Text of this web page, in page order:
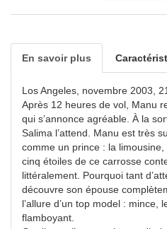
En savoir plus
Los Angeles, novembre 2003,
Après 12 heures de vol, Manu
qui s’annonce agréable. À la
Salima l’attend. Manu est très
comme un prince : la
cinq étoiles de ce carrosse
littéralement. Pourquoi tant
découvre son épouse
l’allure d’un top model : mince,
flamboyant.